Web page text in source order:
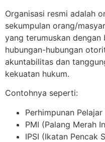
Organisasi resmi adalah
sekumpulan orang/
yang terumuskan dengan
hubungan-hubungan
akuntabilitas dan
kekuatan hukum.
Contohnya seperti:
Perhimpunan
PMI (Palang Merah
IPSI (Ikatan Pencak